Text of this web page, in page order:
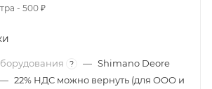
- 500 ₽
? — Shimano Deore
— 22% НДС можно вернуть (для ООО и